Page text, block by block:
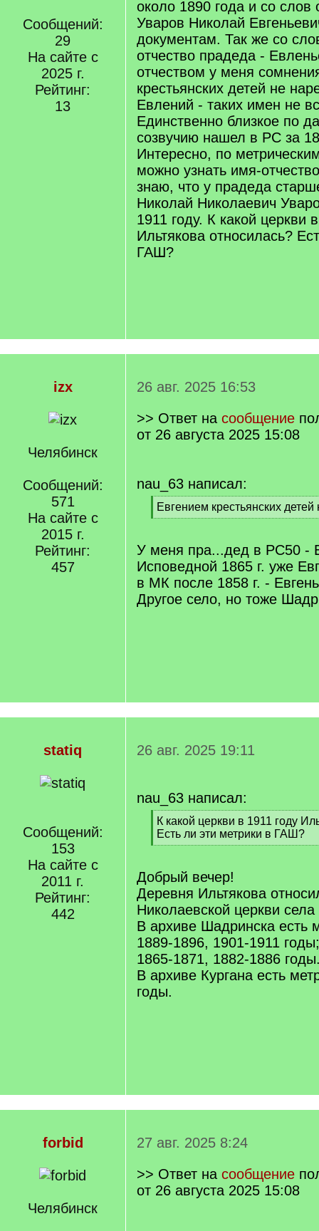
Сообщений:
29
На сайте с
2025 г.
Рейтинг:
13
около 1890 года и со слов
Уваров Николай
документам. Так же со
отчество прадеда -
отчеством у меня
крестьянских детей не
Евлений - таких имен не
Единственно близкое по
созвучию нашел в РС за
Интересно, по
можно узнать имя-
знаю, что у прадеда
Николай Николаевич
1911 году. К какой церкви
Ильтякова относилась?
ГАШ?
izx
Челябинск
Сообщений:
571
На сайте с
2015 г.
Рейтинг:
457
26 авг. 2025 16:53
>> Ответ на сообщение
от 26 августа 2025 15:08
nau_63 написал:
[
q
Евгением крестьянских
[
q
]
У меня пра...дед в РС50 -
Исповедной 1865 г. уже
в МК после 1858 г. -
Другое село, но тоже
statiq
Сообщений:
153
На сайте с
2011 г.
Рейтинг:
442
26 авг. 2025 19:11
nau_63 написал:
[
q
]
К какой церкви в 1911 году
Есть ли эти метрики в ГАШ?
[
q
]
Добрый вечер!
Деревня Ильтякова
Николаевской церкви села
В архиве Шадринска есть
1889-1896, 1901-1911
1865-1871, 1882-1886
В архиве Кургана есть
годы.
forbid
Челябинск
27 авг. 2025 8:24
>> Ответ на сообщение
от 26 августа 2025 15:08